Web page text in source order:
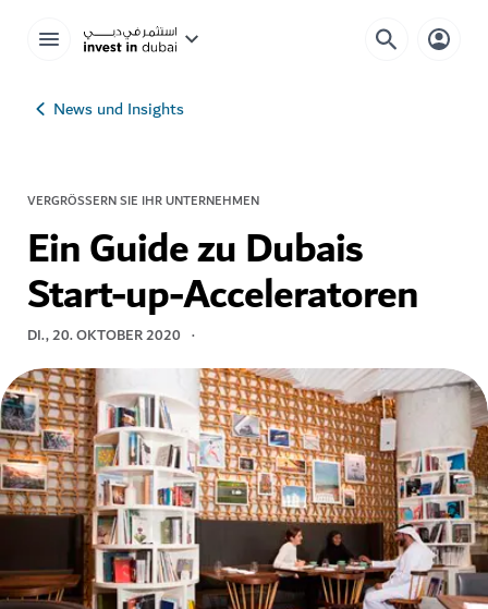
News und Insights
VERGRÖSSERN SIE IHR UNTERNEHMEN
Ein Guide zu Dubais
Start-up-Acceleratoren
DI., 20. OKTOBER 2020